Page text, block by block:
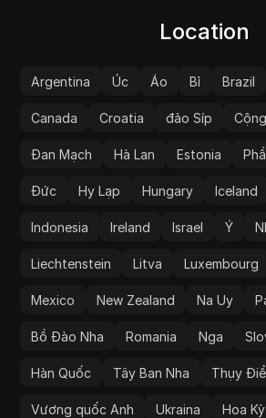
Location
Argentina Úc Áo Bỉ Brazil
Canada Croatia đảo Síp
Đan Mạch Hà Lan Estonia
Đức Hy Lạp Hungary Iceland
Indonesia Ireland Israel Ý
Liechtenstein Litva Luxembourg
Mexico New Zealand Na Uy
Bồ Đào Nha Romania Nga
Hàn Quốc Tây Ban Nha Thụy
Vương quốc Anh Ukraina Hoa Kỳ